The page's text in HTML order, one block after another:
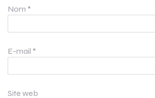
Nom *
E-mail *
Site web